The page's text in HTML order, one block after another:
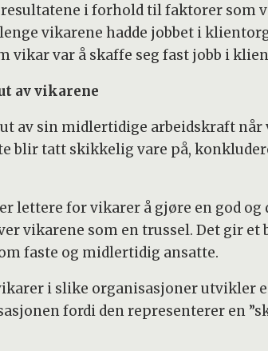
i forhold til faktorer som
vikarene hadde jobbet i
vikar var å skaffe seg fast jobb i
av vikarene
av sin midlertidige arbeidskraft når
blir tatt skikkelig vare på,
lettere for vikarer å gjøre en god og
vikarene som en trussel. Det gir et
faste og midlertidig ansatte.
i slike organisasjoner utvikler
fordi den representerer en